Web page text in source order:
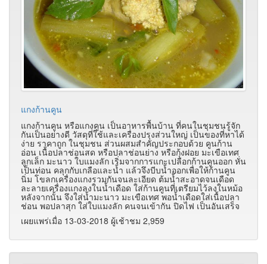
แกงก้านคูน
แกงก้านคูน หรือแกงคูน เป็นอาหารพื้นบ้าน ที่คนในชุมชนรู้จัก
กันเป็นอย่างดี วัสดุที่ใช้และเครื่องปรุงส่วนใหญ่ เป็นของที่หาได้
ง่าย ราคาถูก ในชุมชน ส่วนผสมสำคัญประกอบด้วย คูนก้าน
อ่อน เนื้อปลาช่อนสด หรือปลาช่อนย่าง หรือกุ้งฝอย มะเขือเทศ
ลูกเล็ก มะนาว ใบแมงลัก เริ่มจากการแกะเปลือกก้านคูนออก หั่น
เป็นท่อน คลุกกับเกลือและน้ำ แล้วจึงบีบน้ำออกเพื่อให้ก้านคูน
นิ่ม โขลกเครื่องแกงรวมกันจนละเอียด ต้มน้ำสะอาดจนเดือด
ละลายเครื่องแกงลงในน้ำเดือด ใส่ก้านคูนที่เตรียมไว้ลงในหม้อ
หลังจากนั้น จึงใส่น้ำมะนาว มะเขือเทศ พอน้ำเดือดใส่เนื้อปลา
ช่อน พอปลาสุก ใส่ใบแมงลัก คนจนเข้ากัน ปิดไฟ เป็นอันเสร็จ
เผยแพร่เมื่อ 13-03-2018 ผู้เช้าชม 2,959